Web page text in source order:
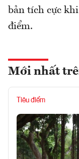
bản tích cực
điểm.
Mới nhất
Tiêu điểm